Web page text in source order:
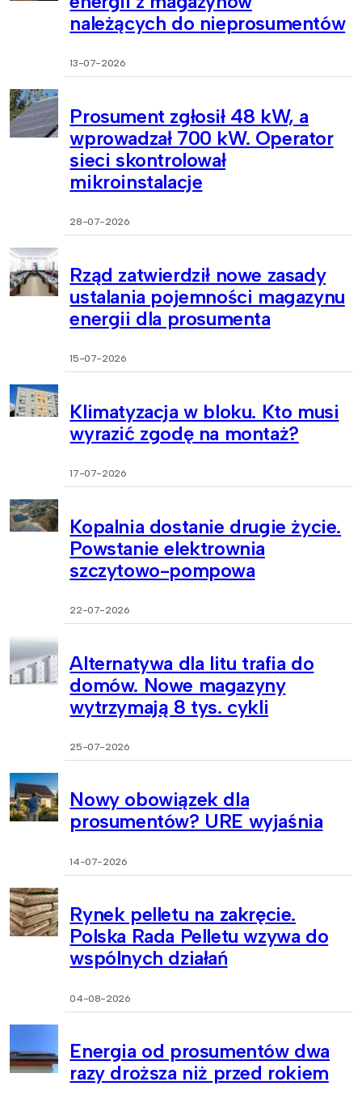
należących do nieprosumentów
13-07-2026
Prosument zgłosił 48 kW, a
wprowadzał 700 kW. Operator
sieci skontrolował
mikroinstalacje
28-07-2026
Rząd zatwierdził nowe zasady
ustalania pojemności magazynu
energii dla prosumenta
15-07-2026
Klimatyzacja w bloku. Kto musi
wyrazić zgodę na montaż?
17-07-2026
Kopalnia dostanie drugie życie.
Powstanie elektrownia
szczytowo-pompowa
22-07-2026
Alternatywa dla litu trafia do
domów. Nowe magazyny
wytrzymają 8 tys. cykli
25-07-2026
Nowy obowiązek dla
prosumentów? URE wyjaśnia
14-07-2026
Rynek pelletu na zakręcie.
Polska Rada Pelletu wzywa do
wspólnych działań
04-08-2026
Energia od prosumentów dwa
razy droższa niż przed rokiem